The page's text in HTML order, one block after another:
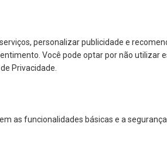
personalizar publicidade e
Você pode optar por não utilizar
Privacidade.
as funcionalidades básicas e a